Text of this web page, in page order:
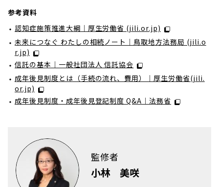
認知症施策推進大綱｜厚生労働省 (jili.or.jp)
未来につなぐ わたしの相続ノート｜鳥取地方法務局 (jili.o
r.jp)
信託の基本｜一般社団法人 信託協会
成年後見制度とは（手続の流れ、費用）｜厚生労働省(jili.
or.jp)
成年後見制度・成年後見登記制度 Q&A｜法務省
監修者
小林 美咲